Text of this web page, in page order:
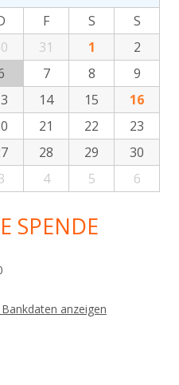
F S
S
31 1
2
7 8
9
14 15
16
21 22
23
28 29
30
4 5 6
SPENDE
anzeigen